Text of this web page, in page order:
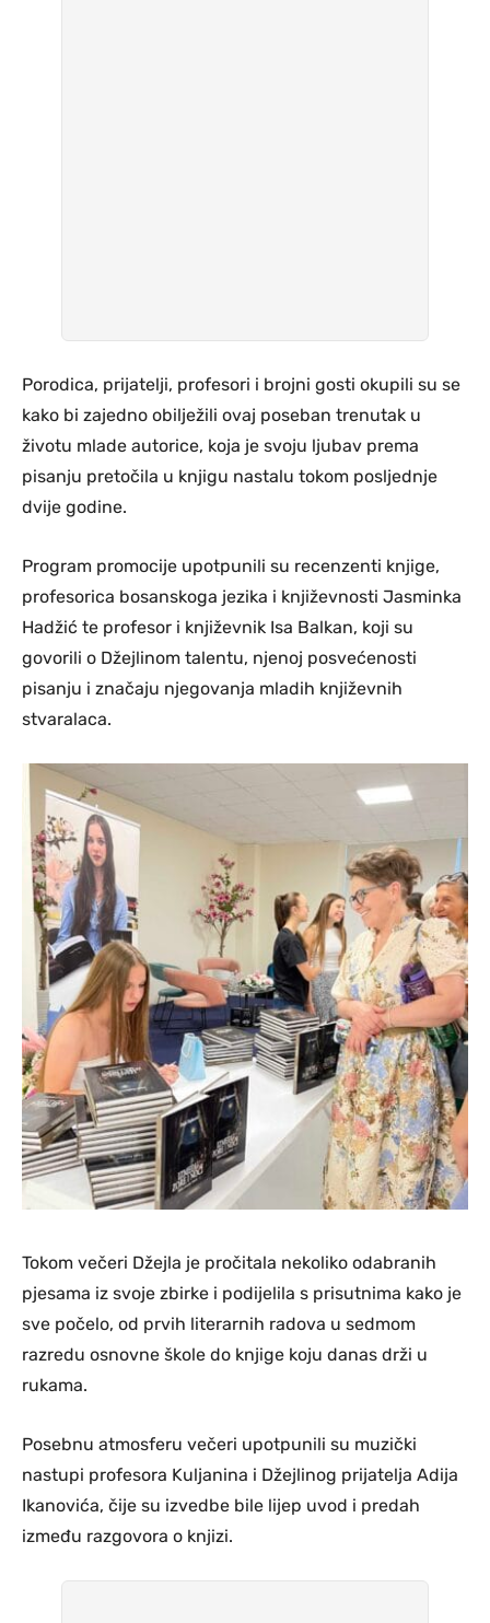
Porodica, prijatelji, profesori i brojni gosti okupili su se
kako bi zajedno obilježili ovaj poseban trenutak u
životu mlade autorice, koja je svoju ljubav prema
pisanju pretočila u knjigu nastalu tokom posljednje
dvije godine.
Program promocije upotpunili su recenzenti knjige,
profesorica bosanskoga jezika i književnosti Jasminka
Hadžić te profesor i književnik Isa Balkan, koji su
govorili o Džejlinom talentu, njenoj posvećenosti
pisanju i značaju njegovanja mladih književnih
stvaralaca.
Tokom večeri Džejla je pročitala nekoliko odabranih
pjesama iz svoje zbirke i podijelila s prisutnima kako je
sve počelo, od prvih literarnih radova u sedmom
razredu osnovne škole do knjige koju danas drži u
rukama.
Posebnu atmosferu večeri upotpunili su muzički
nastupi profesora Kuljanina i Džejlinog prijatelja Adija
Ikanovića, čije su izvedbe bile lijep uvod i predah
između razgovora o knjizi.